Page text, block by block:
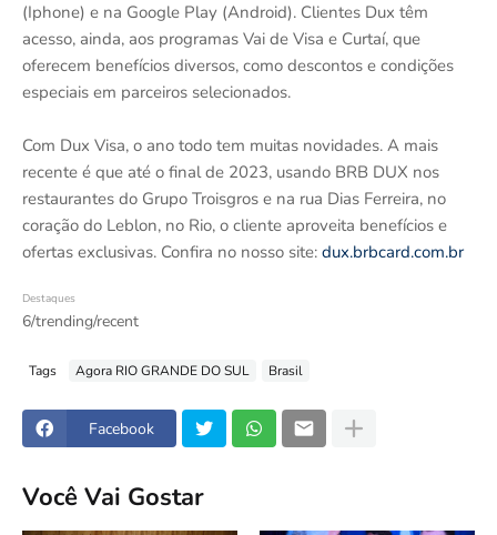
(Iphone) e na Google Play (Android). Clientes Dux têm
acesso, ainda, aos programas Vai de Visa e Curtaí, que
oferecem benefícios diversos, como descontos e condições
especiais em parceiros selecionados.
Com Dux Visa, o ano todo tem muitas novidades. A mais
recente é que até o final de 2023, usando BRB DUX nos
restaurantes do Grupo Troisgros e na rua Dias Ferreira, no
coração do Leblon, no Rio, o cliente aproveita benefícios e
ofertas exclusivas. Confira no nosso site: dux.brbcard.com.br
Destaques
6/trending/recent
Tags Agora RIO GRANDE DO SUL Brasil
Facebook
Você Vai Gostar